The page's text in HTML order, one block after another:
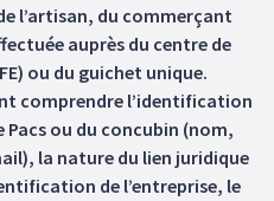
l’artisan, du commerçant
auprès du centre de
ou du guichet unique.
comprendre l’identification
ou du concubin (nom,
la nature du lien juridique
de l’entreprise, le